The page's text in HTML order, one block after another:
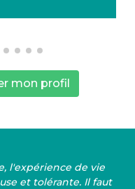
mon profil
l'expérience de vie
et tolérante. Il faut